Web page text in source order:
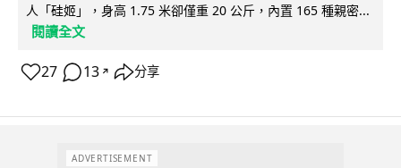
人「硅姬」，身高 1.75 米卻僅重 20 公斤，內置 165 種親密...
閱讀全文
27 13 ↗ 分享
ADVERTISEMENT